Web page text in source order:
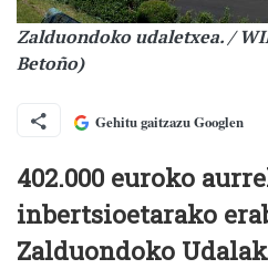
Zalduondoko udaletxea. /
Betoño)
Gehitu gaitzazu Googlen
402.000 euroko
inbertsioetarako
Zalduondoko